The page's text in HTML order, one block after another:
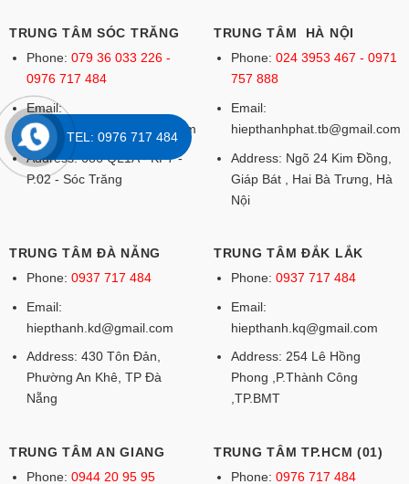
TRUNG TÂM SÓC TRĂNG
Phone: 079 36 033 226 -
0976 717 484
Email:
hiepthanhphat.tb@gmail.com
Address: 686 QL1A - KP7 -
P.02 - Sóc Trăng
TRUNG TÂM HÀ NỘI
Phone: 024 3953 467 - 0971
757 888
Email:
hiepthanhphat.tb@gmail.com
Address: Ngõ 24 Kim Đồng,
Giáp Bát , Hai Bà Trưng, Hà
Nội
TRUNG TÂM ĐÀ NẴNG
Phone: 0937 717 484
Email:
hiepthanh.kd@gmail.com
Address: 430 Tôn Đản,
Phường An Khê, TP Đà
Nẵng
TRUNG TÂM ĐẮK LẮK
Phone: 0937 717 484
Email:
hiepthanh.kq@gmail.com
Address: 254 Lê Hồng
Phong ,P.Thành Công
,TP.BMT
TRUNG TÂM AN GIANG
Phone: 0944 20 95 95
TRUNG TÂM TP.HCM (01)
Phone: 0976 717 484
TEL: 0976 717 484